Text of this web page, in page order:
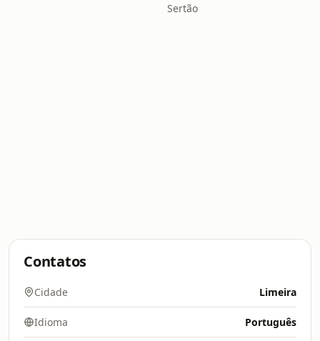
Sertão
Contatos
Cidade Limeira
Idioma Português